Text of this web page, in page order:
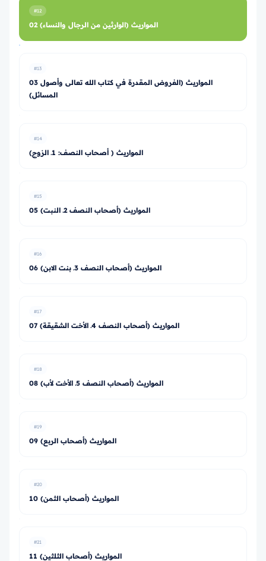
#12
02 المواريث (الوارثين من الرجال والنساء)
#13
03 المواريث (الفروض المقدرة في كتاب الله تعالى وأصول
المسائل)
#14
المواريث ( أصحاب النصف: 1ـ الزوج)
#15
05 المواريث (أصحاب النصف 2ـ النبت)
#16
06 المواريث (أصحاب النصف 3ـ بنت الابن)
#17
07 المواريث (أصحاب النصف 4ـ الأخت الشقيقة)
#18
08 المواريث (أصحاب النصف 5ـ الأخت لأب)
#19
09 المواريث (أصحاب الربع)
#20
10 المواريث (أصحاب الثمن)
#21
11 المواريث (أصحاب الثلثين)